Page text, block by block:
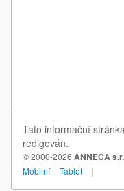
Tato informační
redigován.
© 2000-2026 ANNECA
Mobilní
Tablet |